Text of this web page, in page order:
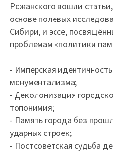
Рожанского вошли
основе полевых
Сибири, и эссе,
проблемам «политики
- Имперская
монументализма;
- Деколонизация
топонимия;
- Память города без
ударных строек;
- Постсоветская судьба